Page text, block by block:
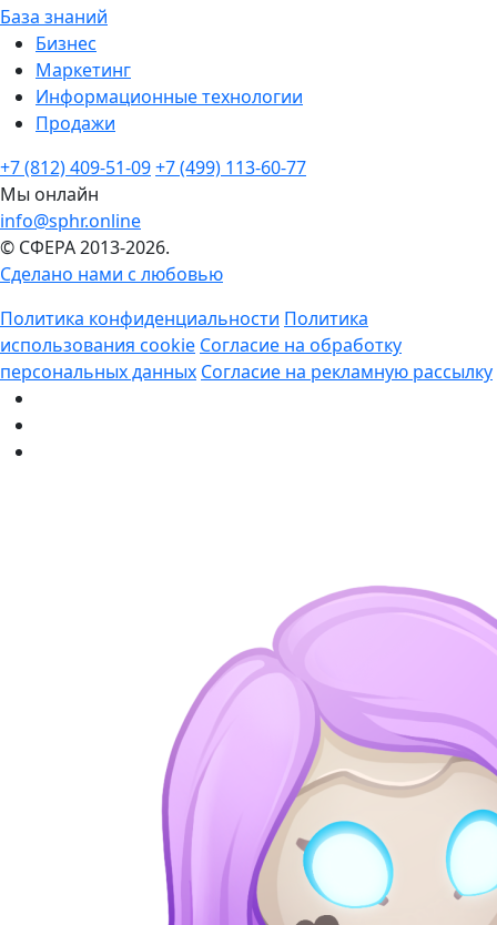
База знаний
Бизнес
Маркетинг
Информационные технологии
Продажи
+7 (812) 409-51-09+7 (499) 113-60-77
Мы онлайн
info@sphr.online
© СФЕРА 2013-2026.
Сделано нами с любовью
Политика конфиденциальности Политика
использования cookie Согласие на обработку
персональных данных Согласие на рекламную рассылку